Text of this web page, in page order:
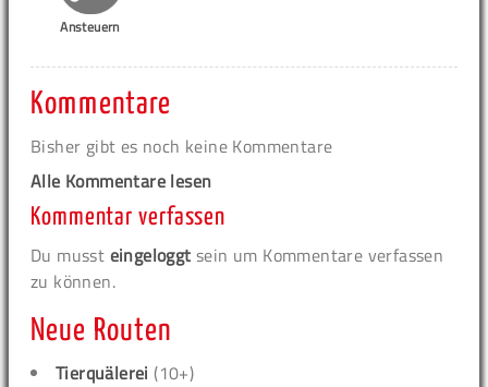
Ansteuern
Kommentare
Bisher gibt es noch keine Kommentare
Alle Kommentare lesen
Kommentar verfassen
Du musst eingeloggt sein um Kommentare verfassen
zu können.
Neue Routen
Tierquälerei (10+)